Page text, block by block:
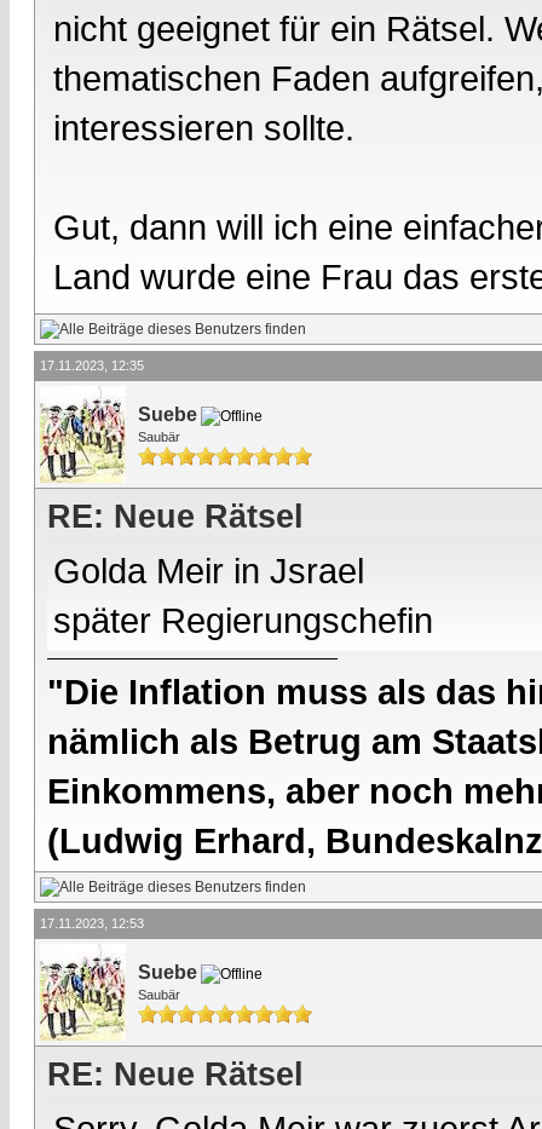
nicht geeignet für ein Rätsel.
thematischen Faden
interessieren sollte.
Gut, dann will ich eine
Land wurde eine Frau das
17.11.2023, 12:35
Suebe
Saubär
RE: Neue Rätsel
Golda Meir in Jsrael
später Regierungschefin
"Die Inflation muss als das
nämlich als Betrug am
Einkommens, aber noch
(Ludwig Erhard,
17.11.2023, 12:53
Suebe
Saubär
RE: Neue Rätsel